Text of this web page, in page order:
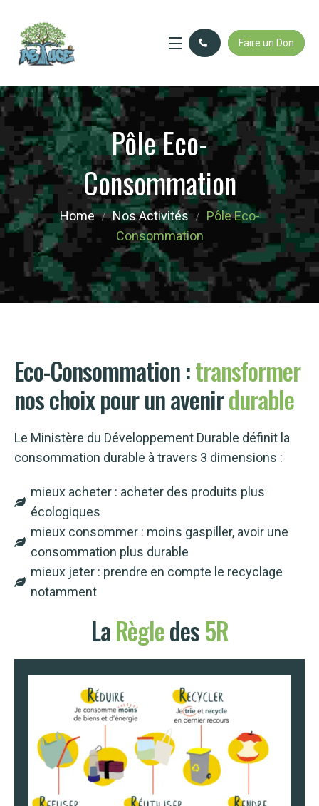
Faire un Don
Pôle Eco-
Consommation
Home Nos Activités
Pôle Eco-
Consommation
Eco-Consommation :transformer
nos choix pour un avenirdurable
Le Ministère du Développement Durable définit la
consommation durable à travers 3 dimensions :
mieux acheter : acheter des produits plus
écologiques
mieux consommer : moins gaspiller, avoir une
consommation plus durable
mieux jeter : prendre en compte le recyclage
notamment
LaRègledes5R
Une gestion durable des
ressources et des déchets.